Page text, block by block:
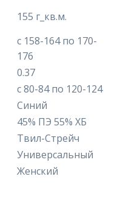
155 г_кв.м.
с 158-164 по 170-
176
0.37
с 80-84 по 120-124
Синий
45% ПЭ 55% ХБ
Твил-Стрейч
Универсальный
Женский